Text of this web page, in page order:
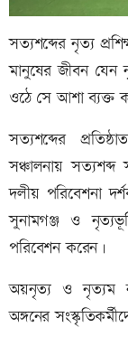
সত্যশব্দের নৃত্য
মানুষের জীবন
ওঠে সে আশা ব্যক্ত
সত্যশব্দের
সঞ্চালনায় সত্যশব্দ
দলীয় পরিবেশনা
সুনামগঞ্জ ও
পরিবেশন করেন।
অয়নৃত্য ও নৃত্যম
অঙ্গনের